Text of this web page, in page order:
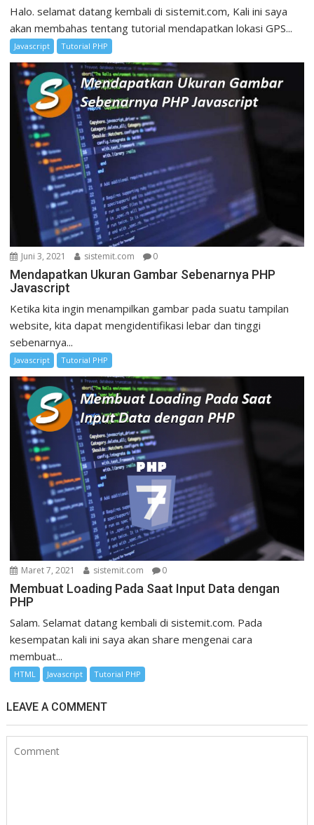
Halo. selamat datang kembali di sistemit.com, Kali ini saya
akan membahas tentang tutorial mendapatkan lokasi GPS...
Javascript Tutorial PHP
Juni 3, 2021 sistemit.com 0
Mendapatkan Ukuran Gambar Sebenarnya PHP
Javascript
Ketika kita ingin menampilkan gambar pada suatu tampilan
website, kita dapat mengidentifikasi lebar dan tinggi
sebenarnya...
Javascript Tutorial PHP
Maret 7, 2021 sistemit.com 0
Membuat Loading Pada Saat Input Data dengan
PHP
Salam. Selamat datang kembali di sistemit.com. Pada
kesempatan kali ini saya akan share mengenai cara
membuat...
HTML Javascript Tutorial PHP
LEAVE A COMMENT